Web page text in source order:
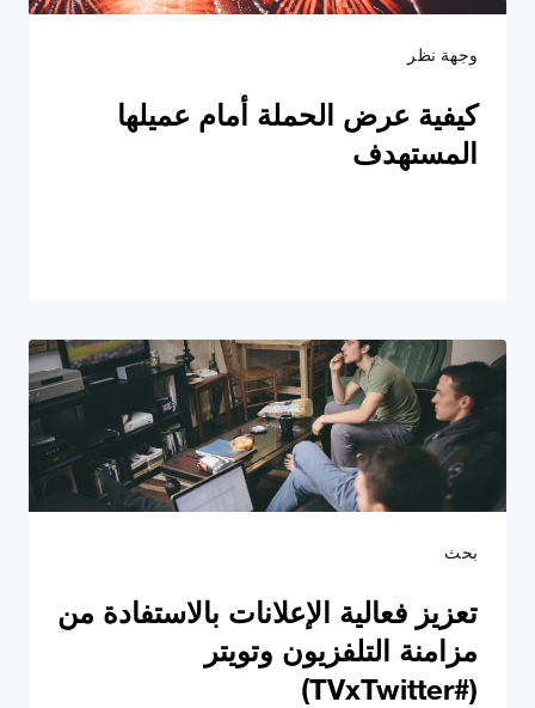
وجهة نظر
كيفية عرض الحملة أمام عميلها
المستهدف
بحث
تعزيز فعالية الإعلانات بالاستفادة من
مزامنة التلفزيون وتويتر
(#TVxTwitter)